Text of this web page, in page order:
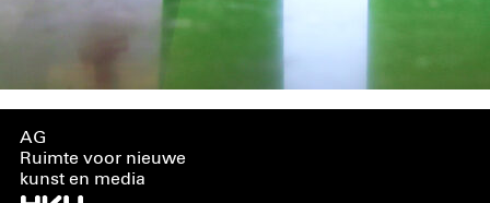
AG
Ruimte voor nieuwe
kunst en media